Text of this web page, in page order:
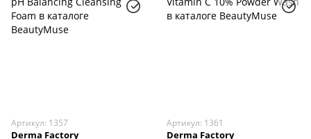
Артикул: 1357
Derma Factory
Артикул: 1361
Derma Factory